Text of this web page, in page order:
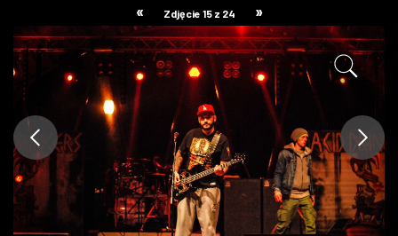
ZDJĘCIA
W RZESZOWIE
« Zdjęcie 15 z 24 »